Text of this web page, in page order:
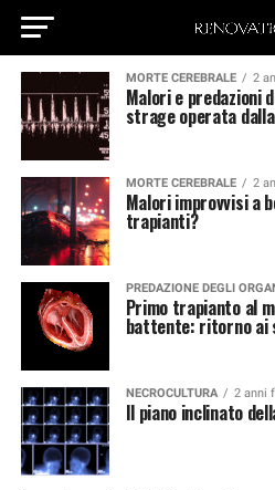
MORTE CEREBRALE 2
Malori e predazioni
strage operata
MORTE CEREBRALE 2
Malori improvvisi a
trapianti?
PREDAZIONE DEGLI
Primo trapianto al
battente: ritorno ai
NECROCULTURA 2 anni
Il piano inclinato